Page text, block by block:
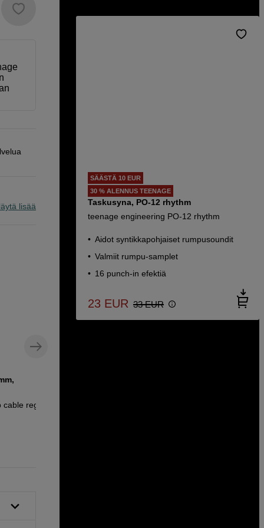
lisää
reg right
SÄÄSTÄ 10 EUR
30 % ALENNUS TEENAGE
Taskusyna, PO-12 rhythm
teenage engineering PO-12 rhythm
Aidot syntikkapohjaiset rumpusoundit
Valmiit rumpu-samplet
16 punch-in efektiä
23 EUR 33 EUR